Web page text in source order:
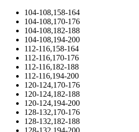
104-108,158-164
104-108,170-176
104-108,182-188
104-108,194-200
112-116,158-164
112-116,170-176
112-116,182-188
112-116,194-200
120-124,170-176
120-124,182-188
120-124,194-200
128-132,170-176
128-132,182-188
128-132,194-200